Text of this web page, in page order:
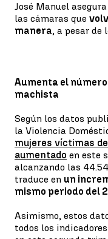
José Manuel
las cámaras que
manera, a pesar de
Aumenta el
machista
Según los datos
la Violencia
mujeres víctimas
aumentado en este
alcanzando las
traduce en un
mismo periodo del
Asimismo, estos
todos los